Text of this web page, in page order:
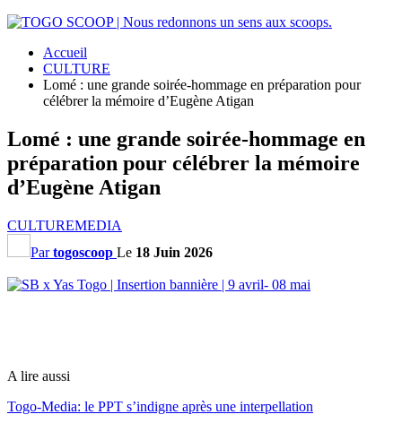
Accueil
CULTURE
Lomé : une grande soirée-hommage en préparation pour
célébrer la mémoire d’Eugène Atigan
Lomé : une grande soirée-hommage en
préparation pour célébrer la mémoire
d’Eugène Atigan
CULTUREMEDIA
Partogoscoop Le 18 Juin 2026
A lire aussi
Togo-Media: le PPT s’indigne après une interpellation